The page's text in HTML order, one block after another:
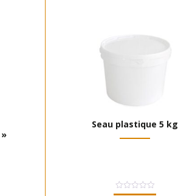
Seau plastique 5 kg